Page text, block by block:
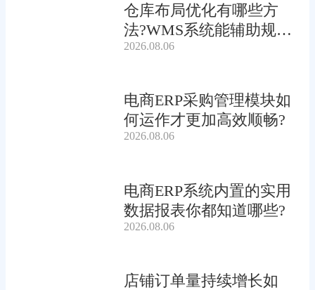
仓库布局优化有哪些方
法?WMS系统能辅助规划
吗?
2026.08.06
电商ERP采购管理模块如
何运作才更加高效顺畅?
2026.08.06
电商ERP系统内置的实用
数据报表你都知道哪些?
2026.08.06
店铺订单量持续增长如